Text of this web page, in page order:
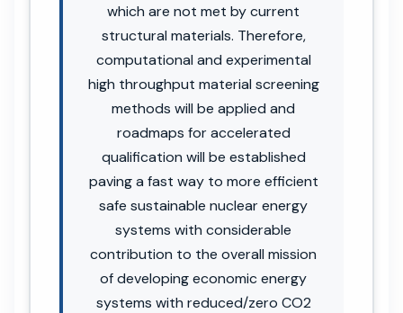
which are not met by current
structural materials. Therefore,
computational and experimental
high throughput material screening
methods will be applied and
roadmaps for accelerated
qualification will be established
paving a fast way to more efficient
safe sustainable nuclear energy
systems with considerable
contribution to the overall mission
of developing economic energy
systems with reduced/zero CO2